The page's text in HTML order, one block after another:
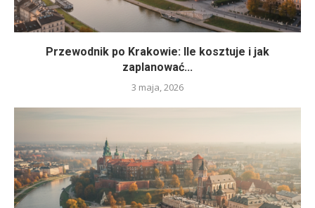
Przewodnik po Krakowie: Ile kosztuje i jak
zaplanować...
3 maja, 2026